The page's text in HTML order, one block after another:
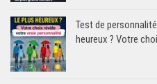
Test de
heureux ? Votre